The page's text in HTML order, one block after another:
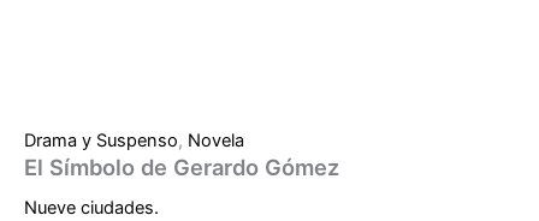
Drama y Suspenso, Novela
El Símbolo de Gerardo Gómez
Nueve ciudades.